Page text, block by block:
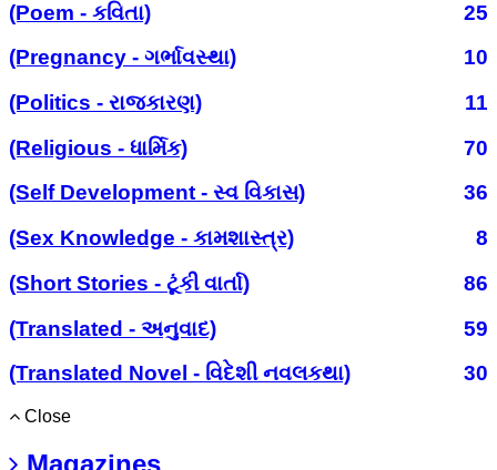
(Poem - કવિતા)
25
(Pregnancy - ગર્ભાવસ્થા)
10
(Politics - રાજકારણ)
11
(Religious - ધાર્મિક)
70
(Self Development - સ્વ વિકાસ)
36
(Sex Knowledge - કામશાસ્ત્ર)
8
(Short Stories - ટૂંકી વાર્તા)
86
(Translated - અનુવાદ)
59
(Translated Novel - વિદેશી નવલકથા)
30
Close
Magazines